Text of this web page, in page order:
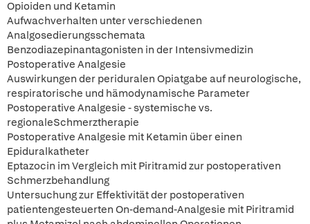
Opioiden und Ketamin
Aufwachverhalten unter verschiedenen
Analgosedierungsschemata
Benzodiazepinantagonisten in der Intensivmedizin
Postoperative Analgesie
Auswirkungen der periduralen Opiatgabe auf neurologische,
respiratorische und hämodynamische Parameter
Postoperative Analgesie - systemische vs.
regionaleSchmerztherapie
Postoperative Analgesie mit Ketamin über einen
Epiduralkatheter
Eptazocin im Vergleich mit Piritramid zur postoperativen
Schmerzbehandlung
Untersuchung zur Effektivität der postoperativen
patientengesteuerten On-demand-Analgesie mit Piritramid